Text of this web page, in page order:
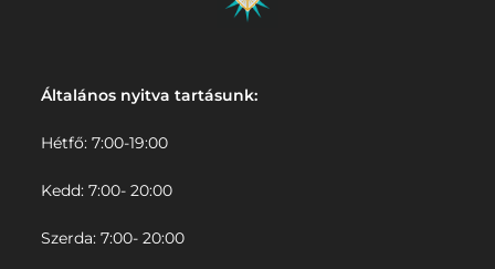
Általános nyitva tartásunk:
Hétfő: 7:00-19:00
Kedd: 7:00- 20:00
Szerda: 7:00- 20:00